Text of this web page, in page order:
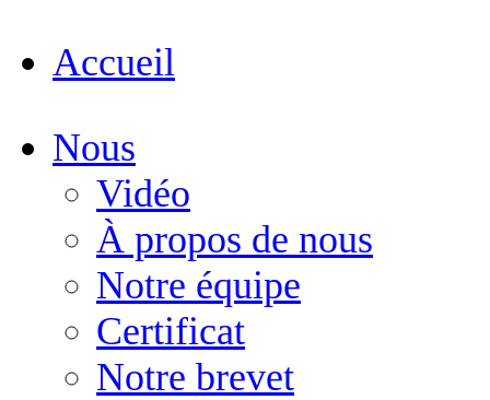
Accueil
Nous
Vidéo
À propos de nous
Notre équipe
Certificat
Notre brevet